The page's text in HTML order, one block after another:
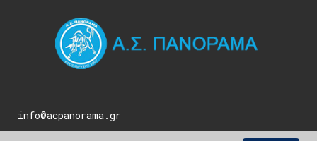
info@acpanorama.gr